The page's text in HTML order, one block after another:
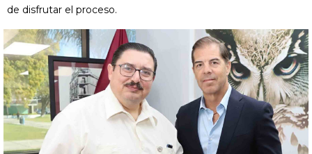
de disfrutar el proceso.